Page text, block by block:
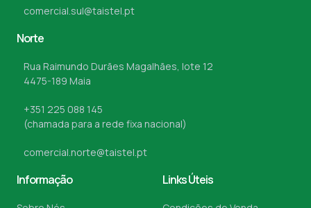
comercial.sul@taistel.pt
Norte
Rua Raimundo Durães Magalhães, lote 12
4475-189 Maia
+351 225 088 145
(chamada para a rede fixa nacional)
comercial.norte@taistel.pt
Informação Links Úteis